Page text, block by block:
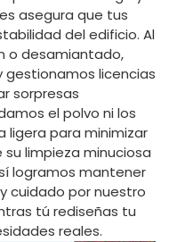
asegura que tus
del edificio. Al
o desamiantado,
licencias
sorpresas
el polvo ni los
ligera para minimizar
limpieza minuciosa
logramos mantener
cuidado por nuestro
tú rediseñas tu
reales.